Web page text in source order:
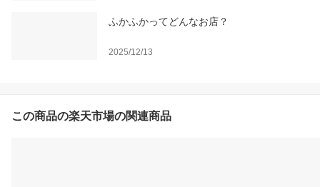
ふかふかってどんなお店？
2025/12/13
この商品の楽天市場の関連商品